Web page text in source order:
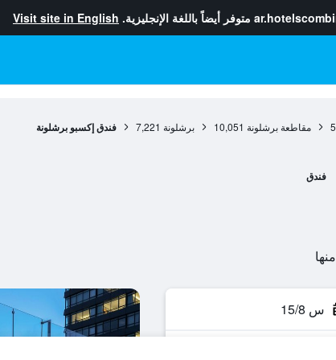
متوفر أيضاً باللغة الإنجليزية. Visit site in English
مقاطعة برشلونة 10,051 برشلونة 7,221 فندق إكسبو برشلونة
فندق
س 15/8